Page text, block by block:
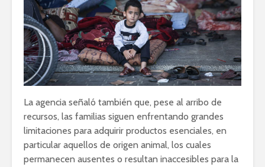
La agencia señaló también que, pese al arribo de
recursos, las familias siguen enfrentando grandes
limitaciones para adquirir productos esenciales, en
particular aquellos de origen animal, los cuales
permanecen ausentes o resultan inaccesibles para la